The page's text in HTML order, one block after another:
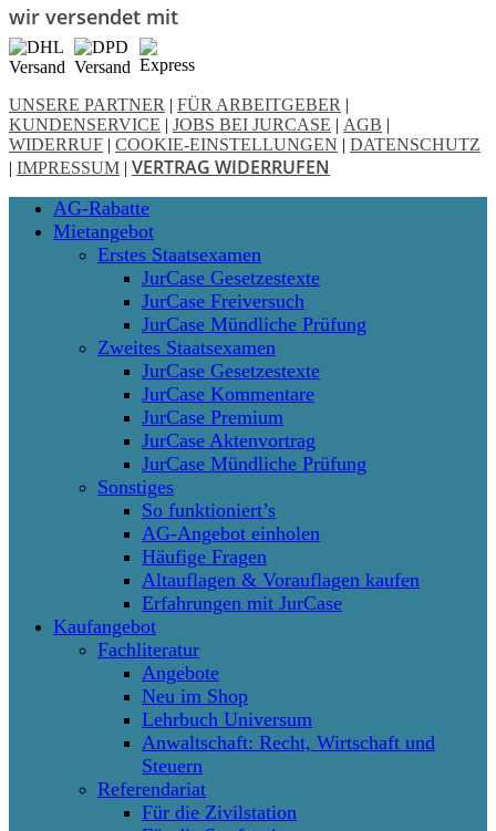
wir versendet mit
UNSERE PARTNER FÜR ARBEITGEBER
KUNDENSERVICE
JOBS BEI JURCASE AGB
WIDERRUF
COOKIE-EINSTELLUNGEN
DATENSCHUTZ
IMPRESSUM VERTRAG WIDERRUFEN
Close
Menu
AG-Rabatte
Mietangebot
Erstes Staatsexamen
JurCase Gesetzestexte
JurCase Freiversuch
JurCase Mündliche Prüfung
Zweites Staatsexamen
JurCase Gesetzestexte
JurCase Kommentare
JurCase Premium
JurCase Aktenvortrag
JurCase Mündliche Prüfung
Sonstiges
So funktioniert’s
AG-Angebot einholen
Häufige Fragen
Altauflagen & Vorauflagen kaufen
Erfahrungen mit JurCase
Kaufangebot
Fachliteratur
Angebote
Neu im Shop
Lehrbuch Universum
Anwaltschaft: Recht, Wirtschaft und
Steuern
Referendariat
Für die Zivilstation